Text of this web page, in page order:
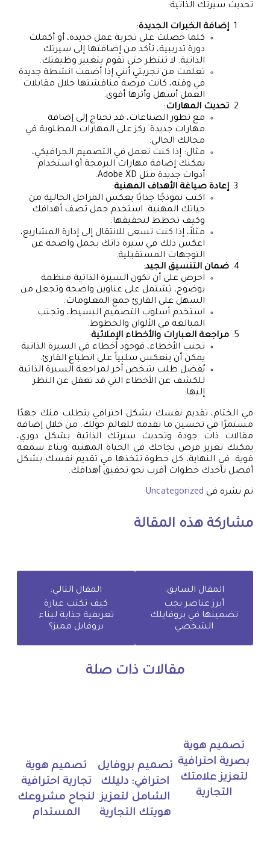
تحديث سيرتك الذاتية:
إضافة الخبرات الجديدة:
كلما حصلت على تجربة عمل جديدة، أو أكملت
دورة تدريبية، تأكد من إضافتها إلى سيرتك
الذاتية. لا تنتظر حتى تقوم بتغيير وظيفتك.
تعلمت من تجربتي أنني إذا أضفت انشطة جديدة
في وقته، كانت فرصة مناقشتها خلال مقابلات
العمل أسهل وأثرها أقوى.
تحديث المهارات:
مع تطور الصناعات، قد تحتاج إلى إضافة
مهارات جديدة. ركز على المهارات المطلوبة في
مجالك الحالي.
مثال: إذا كنت تعمل في التصميم الجرافيكي،
يمكنك إضافة مهارات البرمجة أو استخدام
أدوات جديدة مثل Adobe XD.
إعادة صياغة الأهداف المهنية:
اكتب نموذجًا جذابًا يعكس المراحل الحالية من
حياتك المهنية. استخدم جمل تصف أهدافك
وكيف تخطط لتحقيقها.
مثلاً، إذا كنت تسعى للانتقال إلى إدارة المشاريع،
اعكس ذلك في سيرة ذاتك بجمل واضحة عن
التوجهات المستقبلية.
ضمان التنسيق الجيد:
احرص على أن تكون السيرة الذاتية منظمة
بوضوح، تشتمل على عناوين واضحة وتجعل من
السهل على القارئ جمع المعلومات.
استخدم أسلوب التصميم البسيط، وتجنب
المبالغة في الألوان والخطوط.
مراجعة العبارات والأخطاء الإملائية:
تجنب الأخطاء، فوجود أخطاء في السيرة الذاتية
يمكن أن ينعكس سلبياً على انطباع القارئ.
يُفضل طلب شخص آخر لمراجعة السيرة الذاتية
للكشف عن الأخطاء التي قد تغفل عن النظر
إليها.
في الختام، تقديم نفسك بشكل احترافي يتطلب منك جهدًا
مستمرًا في تحسين ما تقدمه للعالم حولك. من خلال إضافة
مقالات ذات جودة وتحديث سيرتك الذاتية بشكل دوري،
يمكنك تعزيز فرص نجاحك في الحياة المهنية وبناء سمعة
قوية. في النهاية، كل خطوة تتخذها في تقديم نفسك بشكل
أفضل تأخذك خطوات أقرب نحو تحقيق أهدافك.
تم نشره في Uncategorized
مشاركة هذه المقالة
المقال السابق:
أبرز عناصر يجب
تضمينها في بروفايلك
الشخصي
المقال التالي:
كيف تكتب عبارة
تعريفية جذابة لبناء
بروفايل مميز؟
مقالات ذات صلة
تصميم هوية
بصرية احترافية
لتعزيز علامتك
التجارية
تصميم بروفايل
احترافي: دليلك
الشامل لتعزيز
هويتك التجارية
تصميم هوية
تجارية احترافية
لنجاح مشروعك
المستدام